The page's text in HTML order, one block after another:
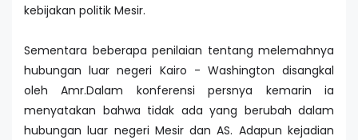
kebijakan politik Mesir.
Sementara beberapa penilaian tentang melemahnya
hubungan luar negeri Kairo - Washington disangkal
oleh Amr.Dalam konferensi persnya kemarin ia
menyatakan bahwa tidak ada yang berubah dalam
hubungan luar negeri Mesir dan AS. Adapun kejadian